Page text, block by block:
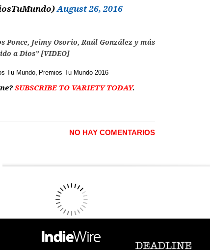
August 26, 2016
Ponce, Jeimy Osorio, Raúl González y más
a Dios” [VIDEO]
Tu Mundo Premios Tu Mundo 2016
SUBSCRIBE TO VARIETY TODAY.
NO HAY COMENTARIOS